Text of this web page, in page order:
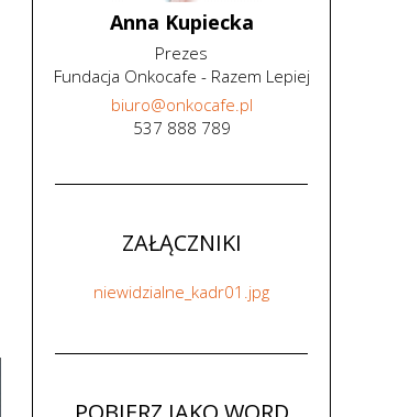
Anna Kupiecka
Prezes
Fundacja Onkocafe - Razem Lepiej
biuro@onkocafe.pl
537 888 789
ZAŁĄCZNIKI
niewidzialne_kadr01.jpg